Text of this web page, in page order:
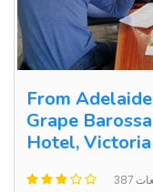
From
Grape
Hotel,